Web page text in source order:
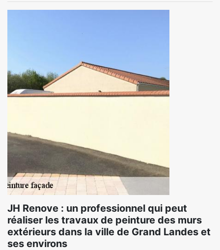
JH Renove : un professionnel qui peut
réaliser les travaux de peinture des murs
extérieurs dans la ville de Grand Landes et
ses environs